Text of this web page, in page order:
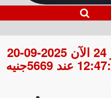
ثبات سعر الذهب عيار 24 الآن 2025-09-20